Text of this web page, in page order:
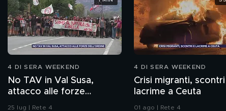
4 DI SERA WEEKEND
No TAV in Val Susa,
attacco alle forze
dell'ordine
25 lug | Rete 4
4 DI SERA WEEKEND
Crisi migranti,
lacrime a Ceuta
01 ago | Rete 4